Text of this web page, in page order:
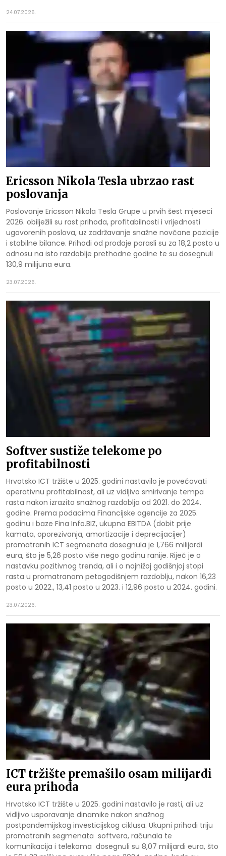
24.07.2026.
Ericsson Nikola Tesla ubrzao rast
poslovanja
Poslovanje Ericsson Nikola Tesla Grupe u prvih šest mjeseci
2026. obilježili su rast prihoda, profitabilnosti i vrijednosti
ugovorenih poslova, uz zadržavanje snažne novčane pozicije
i stabilne bilance. Prihodi od prodaje porasli su za 18,2 posto u
odnosu na isto razdoblje prethodne godine te su dosegnuli
130,9 milijuna eura.
23.07.2026.
Softver sustiže telekome po
profitabilnosti
Hrvatsko ICT tržište u 2025. godini nastavilo je povećavati
operativnu profitabilnost, ali uz vidljivo smirivanje tempa
rasta nakon izrazito snažnog razdoblja od 2021. do 2024.
godine. Prema podacima Financijske agencije za 2025.
godinu i baze Fina Info.BIZ, ukupna EBITDA (dobit prije
kamata, oporezivanja, amortizacije i deprecijacijer)
promatranih ICT segmenata dosegnula je 1,766 milijardi
eura, što je 5,26 posto više nego godinu ranije. Riječ je o
nastavku pozitivnog trenda, ali i o najnižoj godišnjoj stopi
rasta u promatranom petogodišnjem razdoblju, nakon 16,23
posto u 2022., 13,41 posto u 2023. i 12,96 posto u 2024. godini.
23.07.2026.
ICT tržište premašilo osam milijardi
eura prihoda
Hrvatsko ICT tržište u 2025. godini nastavilo je rasti, ali uz
vidljivo usporavanje dinamike nakon snažnog
postpandemijskog investicijskog ciklusa. Ukupni prihodi triju
promatranih segmenata softvera, računala te
komunikacija i telekoma dosegnuli su 8,07 milijardi eura, što